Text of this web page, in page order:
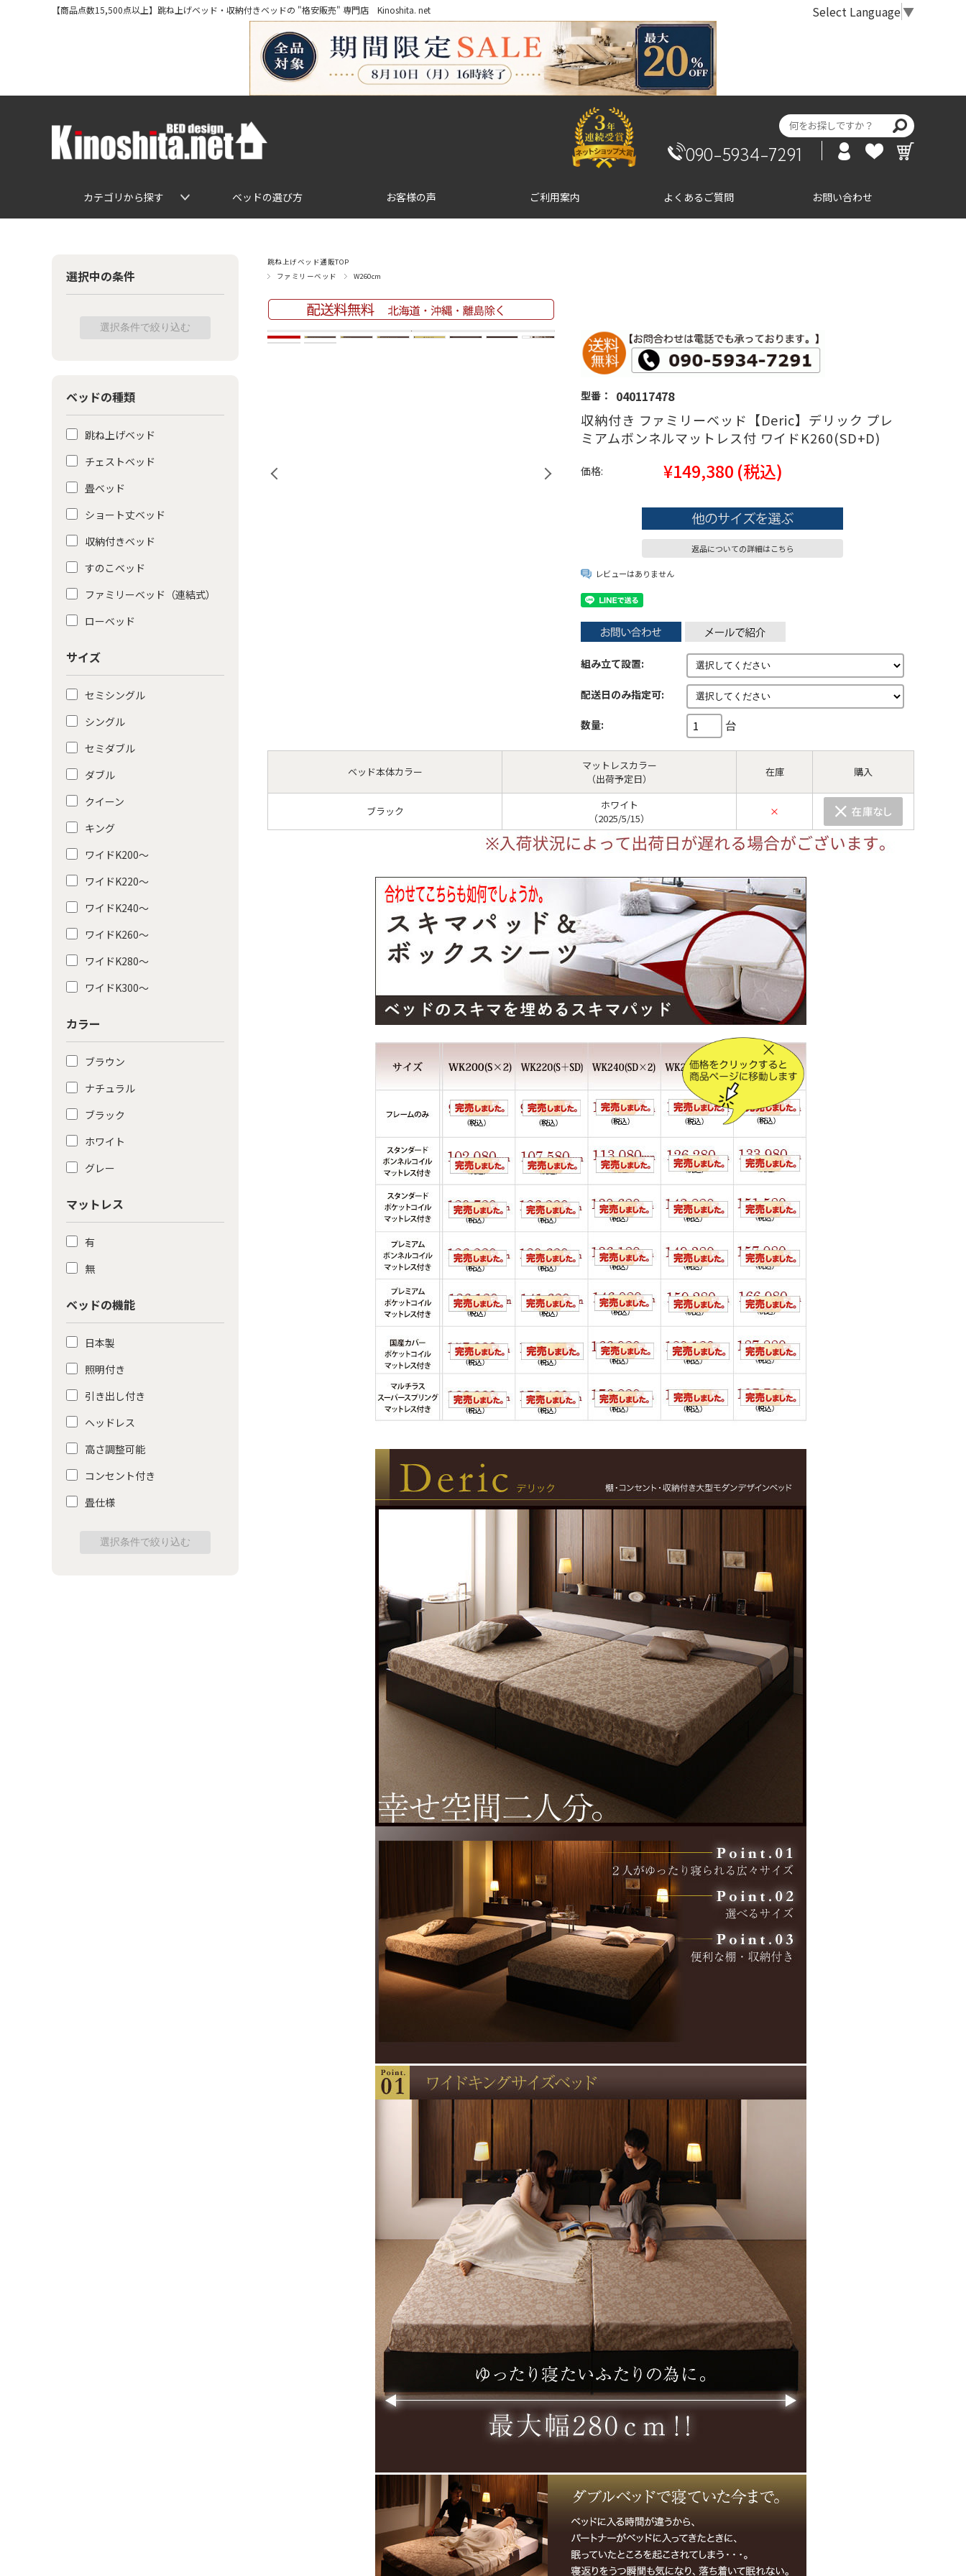
【商品点数15,500点以上】跳ね上げベッド・収納付きベッドの "格安販売" 専門店 Kinoshita. net Select Language▼
090-5934-7291
カテゴリから探す ベッドの選び方 お客様の声 ご利用案内 よくあるご質問 お問い合わせ
跳ね上げベッド通販TOP
ファミリーベッド
W260cm
型番： 040117478
収納付き ファミリーベッド【Deric】デリック プレ
ミアムボンネルマットレス付 ワイドK260(SD+D)
価格: ¥149,380 (税込)
返品についての詳細はこちら
レビューはありません
組み立て設置:
配送日のみ指定可:
数量: 台
ベッド本体カラー
マットレスカラー
（出荷予定日）
在庫 購入
ブラック
ホワイト
（2025/5/15）
×
選択中の条件
ベッドの種類
跳ね上げベッド
チェストベッド
畳ベッド
ショート丈ベッド
収納付きベッド
すのこベッド
ファミリーベッド（連結式）
ローベッド
サイズ
セミシングル
シングル
セミダブル
ダブル
クイーン
キング
ワイドK200〜
ワイドK220〜
ワイドK240〜
ワイドK260〜
ワイドK280〜
ワイドK300〜
カラー
ブラウン
ナチュラル
ブラック
ホワイト
グレー
マットレス
有
無
ベッドの機能
日本製
照明付き
引き出し付き
ヘッドレス
高さ調整可能
コンセント付き
畳仕様